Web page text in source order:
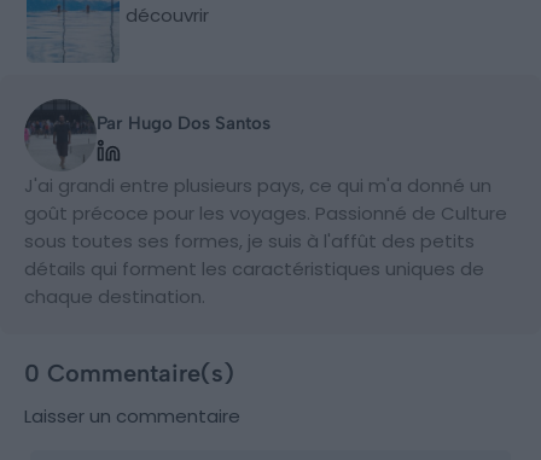
découvrir
Par Hugo Dos Santos
J'ai grandi entre plusieurs pays, ce qui m'a donné un
goût précoce pour les voyages. Passionné de Culture
sous toutes ses formes, je suis à l'affût des petits
détails qui forment les caractéristiques uniques de
chaque destination.
0 Commentaire(s)
Laisser un commentaire